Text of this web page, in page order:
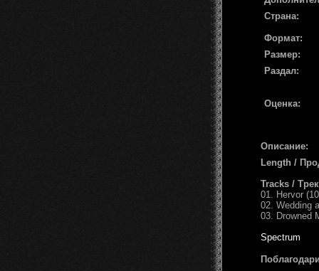
Страна:
Формат:
Размер:
Раздал:
Оценка:
Описание:
Length /
Tracks /
01. Hervor
02. Wedding
03. Drowned
Spectrum